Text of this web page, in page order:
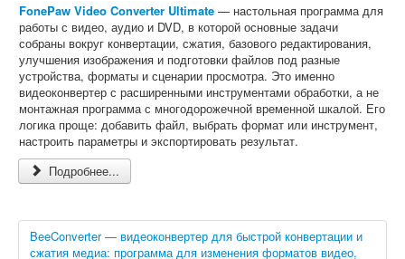
FonePaw Video Converter Ultimate — настольная программа для
работы с видео, аудио и DVD, в которой основные задачи
собраны вокруг конвертации, сжатия, базового редактирования,
улучшения изображения и подготовки файлов под разные
устройства, форматы и сценарии просмотра. Это именно
видеоконвертер с расширенными инструментами обработки, а не
монтажная программа с многодорожечной временной шкалой. Его
логика проще: добавить файл, выбрать формат или инструмент,
настроить параметры и экспортировать результат.
Подробнее...
BeeConverter — видеоконвертер для быстрой конвертации и
сжатия медиа: программа для изменения форматов видео,